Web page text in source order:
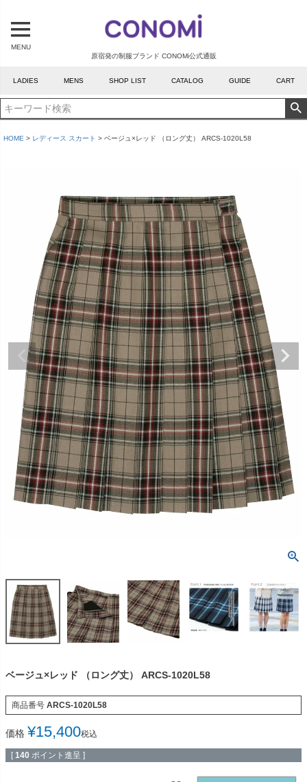
原宿発の制服ブランド CONOMi公式通販
MENU
LADIES MENS SHOP LIST CATALOG GUIDE CART
HOME レディース スカート ベージュ×レッド （ロング丈） ARCS-1020L58
ベージュ×レッド （ロング丈） ARCS-1020L58
商品番号 ARCS-1020L58
価格 ¥15,400税込
[ 140 ポイント進呈 ]